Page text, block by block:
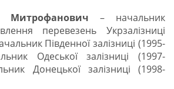
Митрофанович – начальник
перевезень Укрзалізниці
Південної залізниці (1995-
Одеської залізниці (1997-
Донецької залізниці (1998-